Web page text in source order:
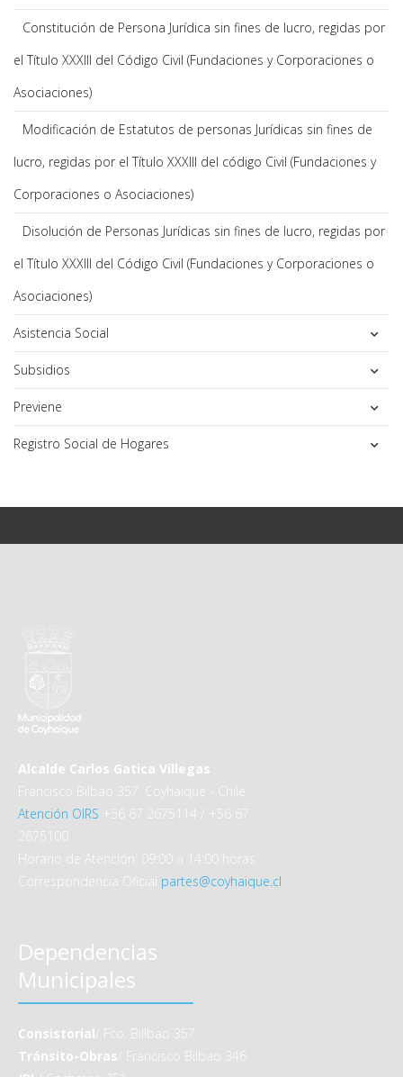
Constitución de Persona Jurídica sin fines de lucro, regidas por
el Título XXXIII del Código Civil (Fundaciones y Corporaciones o
Asociaciones)
Modificación de Estatutos de personas Jurídicas sin fines de
lucro, regidas por el Título XXXIII del código Civil (Fundaciones y
Corporaciones o Asociaciones)
Disolución de Personas Jurídicas sin fines de lucro, regidas por
el Título XXXIII del Código Civil (Fundaciones y Corporaciones o
Asociaciones)
Asistencia Social
Subsidios
Previene
Registro Social de Hogares
Alcalde Carlos Gatica Villegas
Francisco Bilbao 357, Coyhaique - Chile
Atención OIRS +56 67 2675114 / +56 67
2675100
Horario de Atención: 09:00 a 14:00 horas
Correspondencia Oficial partes@coyhaique.cl
Dependencias
Municipales
Consistorial / Fco. Billbao 357
Tránsito-Obras / Francisco Bilbao 346